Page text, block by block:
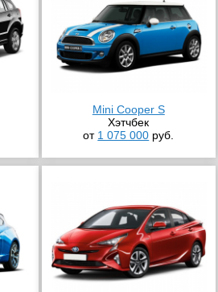
Mini Cooper S
Хэтчбек
от 1 075 000 руб.